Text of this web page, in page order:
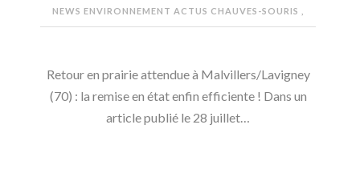
NEWS ENVIRONNEMENT ACTUS CHAUVES-SOURIS
Retour en prairie attendue à Malvillers/Lavigney
(70) : la remise en état enfin efficiente ! Dans un
article publié le 28 juillet…